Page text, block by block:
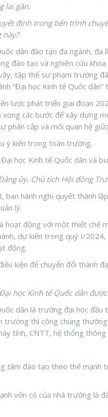
lai gần.
định trong tiến trình
này?
dân đào tạo đa ngành, đa
đào tạo và nghiên cứu
tập thể sư phạm trường
“Đại học Kinh tế Quốc dân”
lược phát triển giai đoạn
các bước để xây dựng
phân cấp và mối quan hệ
ý kiến trong toàn trường.
ủy, Chủ tịch Hội đồng
hành nghị quyết thành
lý.
hoạt động với một thiết chế
dự kiến trong quý I/
động.
kiện để chuyển đổi thành
học Kinh tế Quốc dânđược
dân là trường đại học đầu
trường thì công chúng
tính, CNTT, hệ thống
tâm đào tạo theo thế mạnh
vốn có của nhà trường là